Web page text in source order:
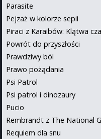
Parasite
Pejzaż w kolorze sepii
Piraci z Karaibów: Klątwa
Powrót do przyszłości
Prawdziwy ból
Prawo pożądania
Psi Patrol
Psi patrol i dinozaury
Pucio
Rembrandt z The National
Requiem dla snu